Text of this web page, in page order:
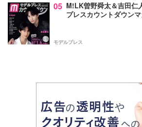
05 M!LK曽野舜太＆吉田仁
プレスカウントダウン
モデルプレス